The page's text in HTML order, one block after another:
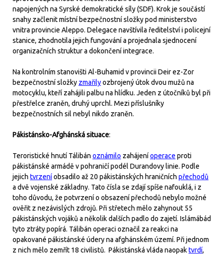
napojených na Syrské demokratické síly (SDF). Krok je součástí
snahy začlenit místní bezpečnostní složky pod ministerstvo
vnitra provincie Aleppo. Delegace navštívila ředitelství i policejní
stanice, zhodnotila jejich fungování a projednala sjednocení
organizačních struktur a dokončení integrace.
Na kontrolním stanovišti Al-Buhamid v provincii Deir ez-Zor
bezpečnostní složky zmařilyozbrojený útok dvou mužů na
motocyklu, kteří zahájili palbu na hlídku. Jeden z útočníků byl při
přestřelce zraněn, druhý uprchl. Mezi příslušníky
bezpečnostních sil nebyl nikdo zraněn.
Pákistánsko-Afghánská situace:
Teroristické hnutí Tálibán oznámilo zahájeníoperace proti
pákistánské armádě v pohraničí podél Durandovy linie. Podle
jejich tvrzeníobsadilo až 20 pákistánských hraničních přechodů
a dvě vojenské základny. Tato čísla se zdají spíše nafouklá, i z
toho důvodu, že potvrzení o obsazení přechodů nebylo možné
ověřit z nezávislých zdrojů. Při střetech mělo zahynout 55
pákistánských vojáků a několik dalších padlo do zajetí. Islámábád
tyto ztráty popírá. Tálibán operaci označil za reakci na
opakované pákistánské údery na afghánském území. Při jednom
z nich mělo zemřít 18 civilistů. Pákistánská vláda naopaktvrdí,